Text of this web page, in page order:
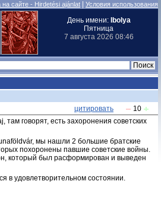
на сайте - Hirdetési ajánlat Условия использования
День имени: Ibolya
Пятница
7 августа 2026 08:46
цитировать
10
говорят, есть захоронения советских
мы нашли 2 большие братские
похоронены павшие советские войны.
который был расформирован и выведен
в удовлетворительном состоянии.